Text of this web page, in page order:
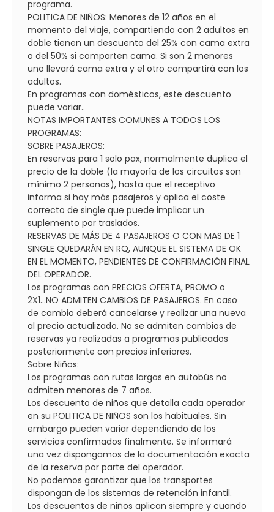
programa.
POLITICA DE NIÑOS: Menores de 12 años en el
momento del viaje, compartiendo con 2 adultos en
doble tienen un descuento del 25% con cama extra
o del 50% si comparten cama. Si son 2 menores
uno llevará cama extra y el otro compartirá con los
adultos.
En programas con domésticos, este descuento
puede variar..
NOTAS IMPORTANTES COMUNES A TODOS LOS
PROGRAMAS:
SOBRE PASAJEROS:
En reservas para 1 solo pax, normalmente duplica el
precio de la doble (la mayoría de los circuitos son
mínimo 2 personas), hasta que el receptivo
informa si hay más pasajeros y aplica el coste
correcto de single que puede implicar un
suplemento por traslados.
RESERVAS DE MÁS DE 4 PASAJEROS O CON MAS DE 1
SINGLE QUEDARÁN EN RQ, AUNQUE EL SISTEMA DE OK
EN EL MOMENTO, PENDIENTES DE CONFIRMACIÓN FINAL
DEL OPERADOR.
Los programas con PRECIOS OFERTA, PROMO o
2X1...NO ADMITEN CAMBIOS DE PASAJEROS. En caso
de cambio deberá cancelarse y realizar una nueva
al precio actualizado. No se admiten cambios de
reservas ya realizadas a programas publicados
posteriormente con precios inferiores.
Sobre Niños:
Los programas con rutas largas en autobús no
admiten menores de 7 años.
Los descuento de niños que detalla cada operador
en su POLITICA DE NIÑOS son los habituales. Sin
embargo pueden variar dependiendo de los
servicios confirmados finalmente. Se informará
una vez dispongamos de la documentación exacta
de la reserva por parte del operador.
No podemos garantizar que los transportes
dispongan de los sistemas de retención infantil.
Los descuentos de niños aplican siempre y cuando